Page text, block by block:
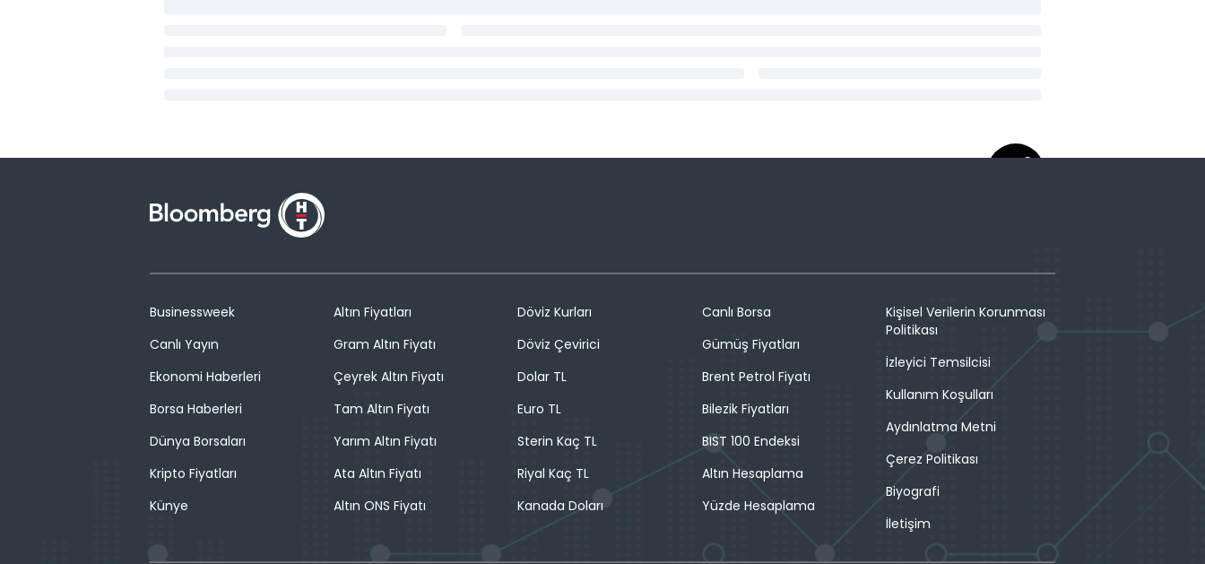
Businessweek
Canlı Yayın
Ekonomi Haberleri
Borsa Haberleri
Dünya Borsaları
Kripto Fiyatları
Künye
Altın Fiyatları
Gram Altın Fiyatı
Çeyrek Altın Fiyatı
Tam Altın Fiyatı
Yarım Altın Fiyatı
Ata Altın Fiyatı
Altın ONS Fiyatı
Döviz Kurları
Döviz Çevirici
Dolar TL
Euro TL
Sterin Kaç TL
Riyal Kaç TL
Kanada Doları
Canlı Borsa
Gümüş Fiyatları
Brent Petrol Fiyatı
Bilezik Fiyatları
BIST 100 Endeksi
Altın Hesaplama
Yüzde Hesaplama
Kişisel Verilerin Korunması
Politikası
İzleyici Temsilcisi
Kullanım Koşulları
Aydınlatma Metni
Çerez Politikası
Biyografi
İletişim